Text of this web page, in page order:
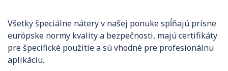
Všetky špeciálne nátery v našej ponuke spĺňajú prísne
európske normy kvality a bezpečnosti, majú certifikáty
pre špecifické použitie a sú vhodné pre profesionálnu
aplikáciu.